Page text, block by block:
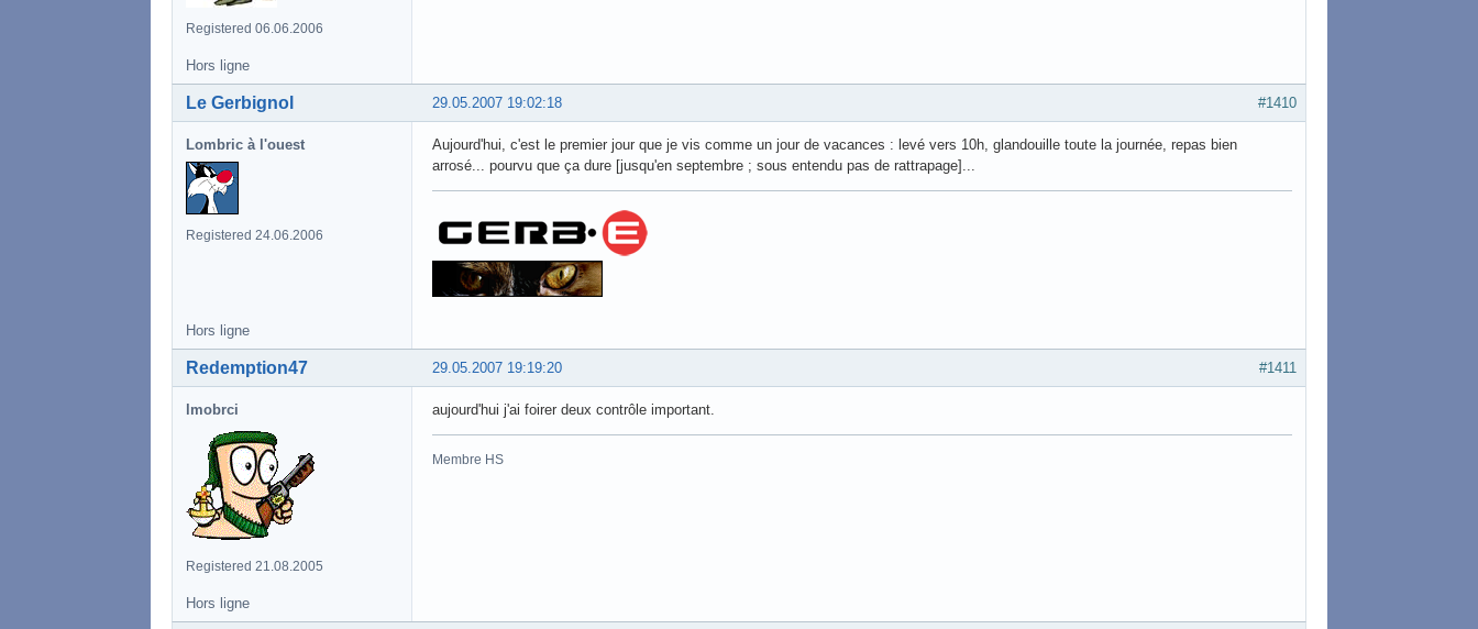
Registered 06.06.2006
Hors ligne
#1410
29.05.2007 19:02:18
Le Gerbignol
Lombric à l'ouest
Registered 24.06.2006
Aujourd'hui, c'est le premier jour que je vis comme un jour de vacances : levé vers 10h, glandouille toute la journée, repas bien
arrosé... pourvu que ça dure [jusqu'en septembre ; sous entendu pas de rattrapage]...
Hors ligne
#1411
29.05.2007 19:19:20
Redemption47
lmobrci
Registered 21.08.2005
aujourd'hui j'ai foirer deux contrôle important.
Membre HS
Hors ligne